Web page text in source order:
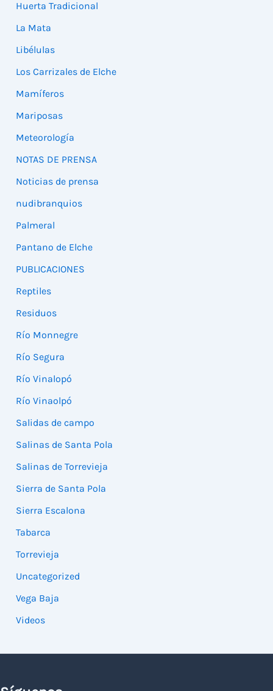
Huerta Tradicional
La Mata
Libélulas
Los Carrizales de Elche
Mamíferos
Mariposas
Meteorología
NOTAS DE PRENSA
Noticias de prensa
nudibranquios
Palmeral
Pantano de Elche
PUBLICACIONES
Reptiles
Residuos
Río Monnegre
Río Segura
Río Vinalopó
Río Vinaolpó
Salidas de campo
Salinas de Santa Pola
Salinas de Torrevieja
Sierra de Santa Pola
Sierra Escalona
Tabarca
Torrevieja
Uncategorized
Vega Baja
Videos